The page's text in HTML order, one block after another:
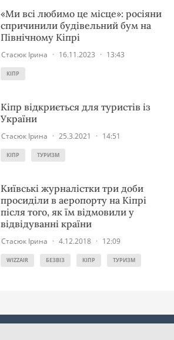
«Ми всі любимо це місце»: росіяни
спричинили будівельний бум на
Північному Кіпрі
Стасюк Ірина · 16.11.2023 · 13:43
КІПР
Кіпр відкриється для туристів із
України
Стасюк Ірина · 25.3.2021 · 14:51
КІПР ТУРИЗМ
Київські журналістки три доби
просиділи в аеропорту на Кіпрі
після того, як їм відмовили у
відвідуванні країни
Стасюк Ірина · 4.12.2018 · 12:09
WIZZAIR БЕЗВІЗ КІПР ТУРИЗМ